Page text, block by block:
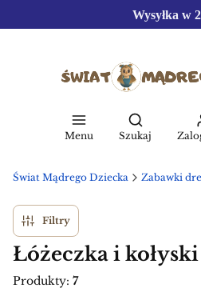
Wysyłka w
Menu
Otwórz
Szukaj
Świat Mądrego Dziecka Zabawki
Filtry
Łóżeczka i
Produkty: 7